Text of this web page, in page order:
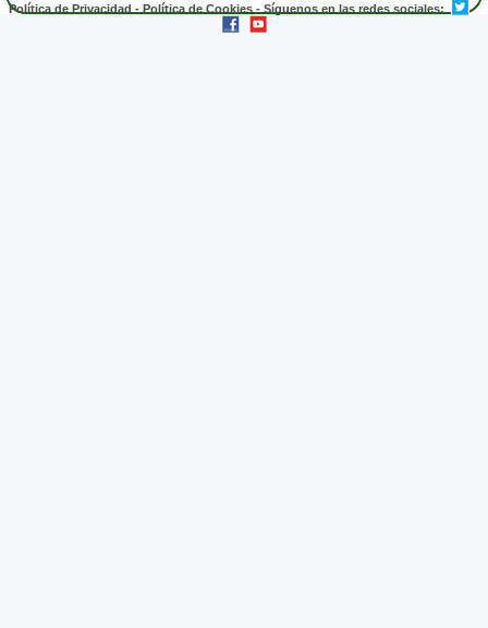
Política de Privacidad-Política de Cookies- Síguenos en las redes sociales: